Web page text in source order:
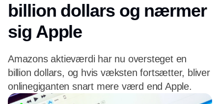
billion dollars og nærmer
sig Apple
Amazons aktieværdi har nu oversteget en
billion dollars, og hvis væksten fortsætter, bliver
onlinegiganten snart mere værd end Apple.